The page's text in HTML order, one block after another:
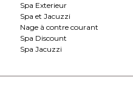
Spa Exterieur
Spa et Jacuzzi
Nage à contre courant
Spa Discount
Spa Jacuzzi